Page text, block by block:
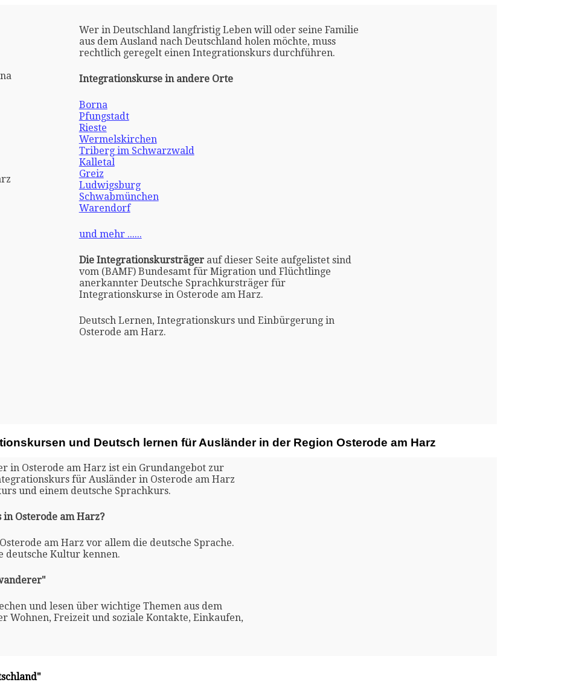
Wer in Deutschland langfristig Leben will oder seine Familie
aus dem Ausland nach Deutschland holen möchte, muss
rechtlich geregelt einen Integrationskurs durchführen.
Integrationskurse in andere Orte
Borna
Pfungstadt
Rieste
Wermelskirchen
Triberg im Schwarzwald
Kalletal
Greiz
Ludwigsburg
Schwabmünchen
Warendorf
und mehr ......
Die Integrationskursträgerauf dieser Seite aufgelistet sind
vom (BAMF) Bundesamt für Migration und Flüchtlinge
anerkannter Deutsche Sprachkursträger für
Integrationskurse in Osterode am Harz.
Deutsch Lernen, Integrationskurs und Einbürgerung in
Osterode am Harz.
und Deutsch lernen für Ausländer in der Region Osterode am Harz
in Osterode am Harz ist ein Grundangebot zur
für Ausländer in Osterode am Harz
und einem deutsche Sprachkurs.
Osterode am Harz?
am Harz vor allem die deutsche Sprache.
deutsche Kultur kennen.
und lesen über wichtige Themen aus dem
Wohnen, Freizeit und soziale Kontakte, Einkaufen,